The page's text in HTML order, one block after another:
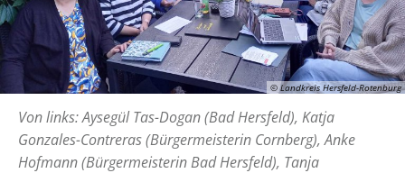
© Landkreis Hersfeld-Rotenburg
Von links: Aysegül Tas-Dogan (Bad Hersfeld), Katja
Gonzales-Contreras (Bürgermeisterin Cornberg), Anke
Hofmann (Bürgermeisterin Bad Hersfeld), Tanja